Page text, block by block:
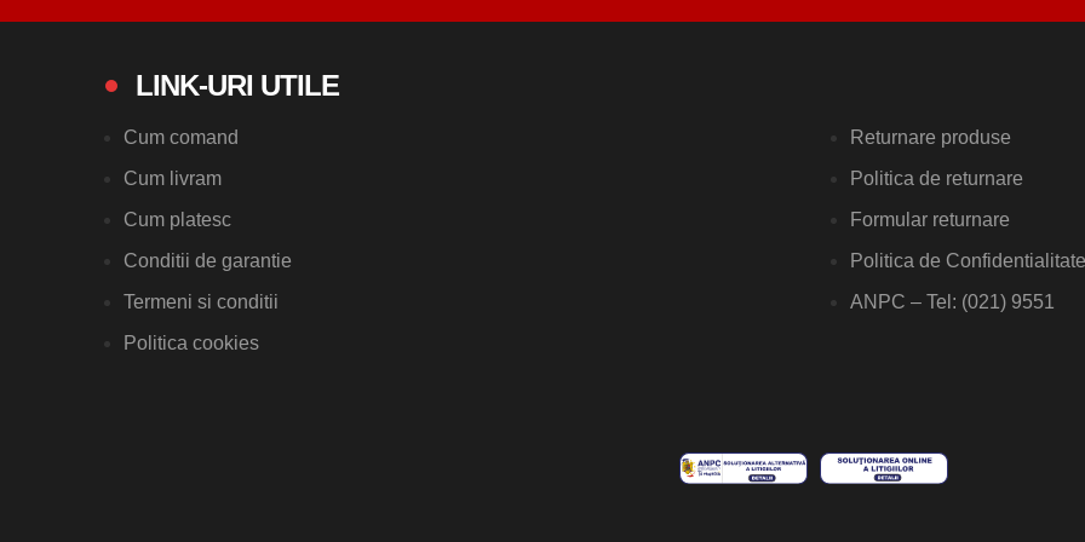
LINK-URI UTILE
Cum comand
Cum livram
Cum platesc
Conditii de garantie
Termeni si conditii
Politica cookies
Returnare produse
Politica de returnare
Formular returnare
Politica de Confidentialitate
ANPC – Tel: (021) 9551